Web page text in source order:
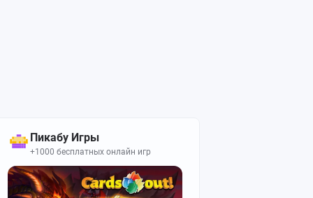
Пикабу Игры
+1000 бесплатных онлайн игр